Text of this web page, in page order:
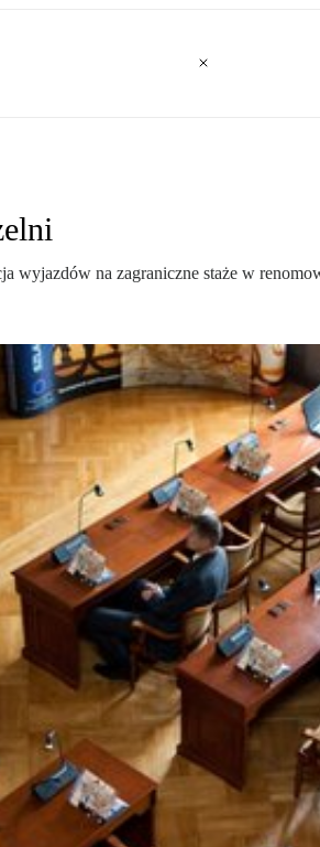
wyjazdów na zagraniczne staże w